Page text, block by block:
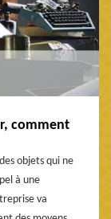
comment
objets qui ne
à une
va